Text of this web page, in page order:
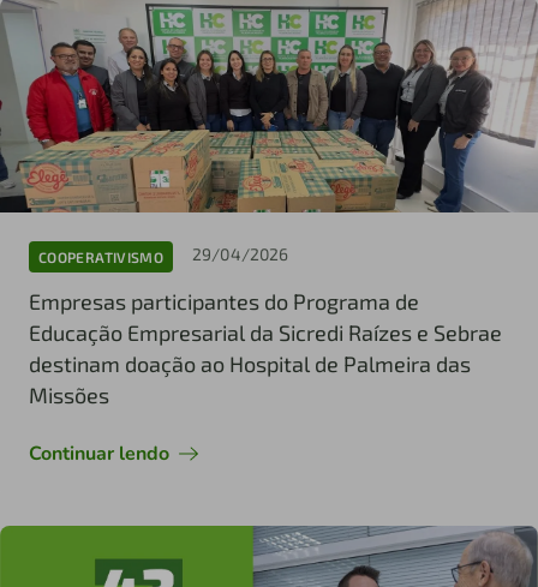
COOPERATIVISMO 29/04/2026
Empresas participantes do Programa de
Educação Empresarial da Sicredi Raízes e Sebrae
destinam doação ao Hospital de Palmeira das
Missões
Continuar lendo